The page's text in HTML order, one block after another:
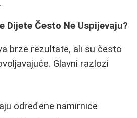
Dijete Često Ne Uspijevaju?
brze rezultate, ali su često
Glavni razlozi
određene namirnice